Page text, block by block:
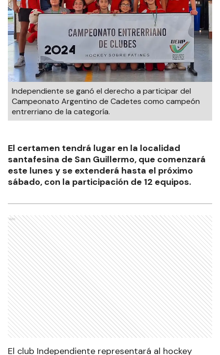
Independiente se ganó el derecho a participar del
Campeonato Argentino de Cadetes como campeón
entrerriano de la categoría.
El certamen tendrá lugar en la localidad
santafesina de San Guillermo, que comenzará
este lunes y se extenderá hasta el próximo
sábado, con la participación de 12 equipos.
Ads
El club Independiente representará al hockey